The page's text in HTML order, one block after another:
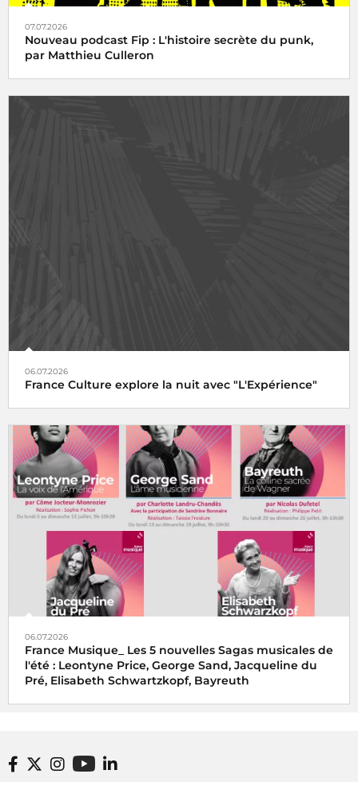
07.07.2026
Nouveau podcast Fip : L'histoire secrète du punk,
par Matthieu Culleron
06.07.2026
France Culture explore la nuit avec "L'Expérience"
06.07.2026
France Musique_ Les 5 nouvelles Sagas musicales de
l'été : Leontyne Price, George Sand, Jacqueline du
Pré, Elisabeth Schwartzkopf, Bayreuth